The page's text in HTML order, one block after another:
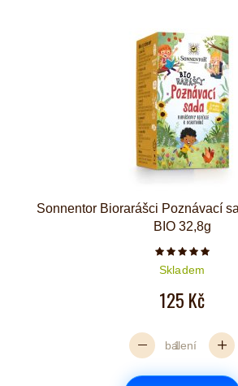
Sonnentor Biorarášci Poznávací
BIO 32,8g
Počet
Skladem
125 Kč
balení